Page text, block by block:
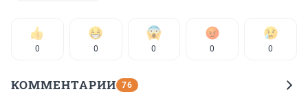
0 0 0 0 0
КОММЕНТАРИИ 76